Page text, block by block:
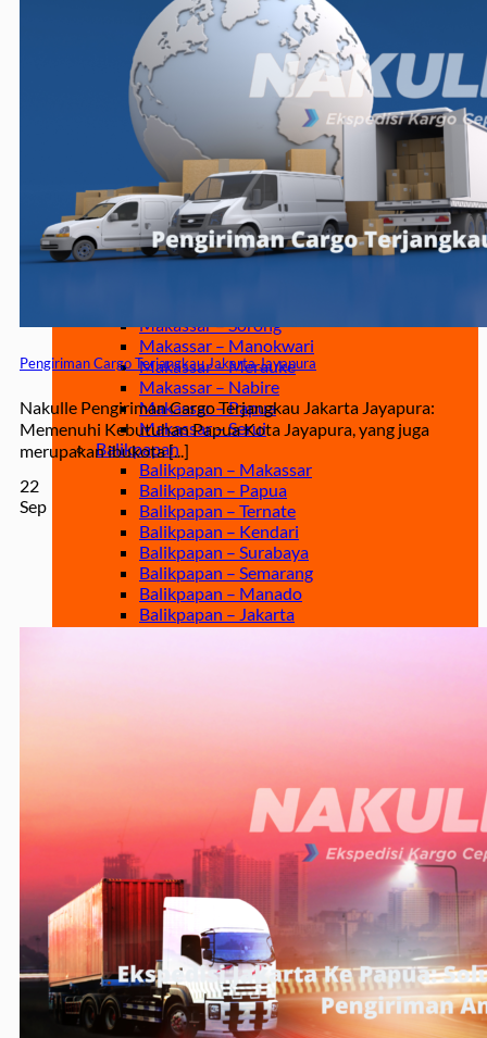
Jakarta – Gorontalo
Jakarta – Samarinda
Makassar
Makassar – Balikpapan
Makassar – Samarinda
Makassar – Ambon
Makassar – Halmahera Tengah
Makassar – Manado
Makassar – Ternate
Makassar – Biak
Makassar – Timika
Makassar – Fakfak
Makassar – Tual
Makassar – Sorong
Makassar – Manokwari
Makassar – Merauke
Makassar – Nabire
Makassar – Papua
Makassar – Serui
Balikpapan
Balikpapan – Makassar
Balikpapan – Papua
Balikpapan – Ternate
Balikpapan – Kendari
Balikpapan – Surabaya
Balikpapan – Semarang
Balikpapan – Manado
Balikpapan – Jakarta
Balikpapan – Bali
Surabaya – Tanjung Selor
Surabaya – Berau
Surabaya – Tarakan
Surabaya – Malinau
Surabaya – Bontang
Surabaya – Gorontalo
Surabaya – Kendari
Surabaya – Samarinda
Surabaya – Balikpapan
Surabaya – Manado
Surabaya – Palu
Surabaya – Makassar
Pengiriman Cargo Terjangkau Jakarta Jayapura
Nakulle Pengiriman Cargo Terjangkau Jakarta Jayapura:
Memenuhi Kebutuhan Papua Kota Jayapura, yang juga
merupakan ibukota [...]
22
Sep